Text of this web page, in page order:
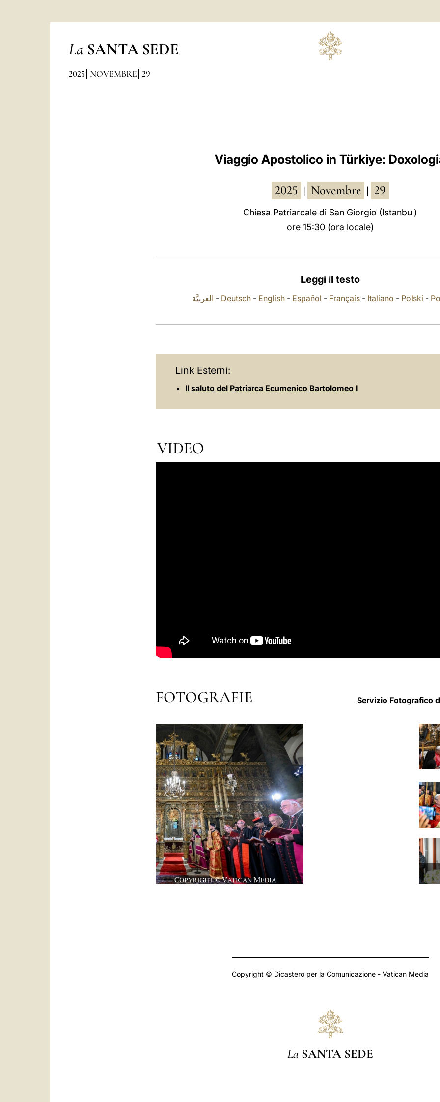
La SANTA SEDE
2025 NOVEMBRE 29
Viaggio Apostolico in Türkiye:
2025 Novembre 29
Chiesa Patriarcale di San Giorgio (Istanbul)
ore 15:30 (ora locale)
Leggi il testo
العربيَّة - Deutsch - English - Español - Français - Italiano - Polski -
Link Esterni:
Il saluto del Patriarca Ecumenico Bartolomeo I
VIDEO
FOTOGRAFIE Servizio Fotografico
Copyright © Dicastero per la Comunicazione - Vatican Media
La SANTA SEDE